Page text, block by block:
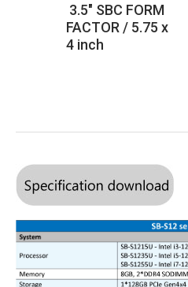
3.5″ SBC FORM
FACTOR / 5.75 x
4 inch